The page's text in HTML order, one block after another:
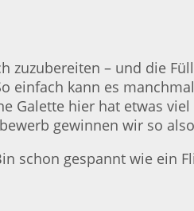
zuzubereiten – und die
einfach kann es
Galette hier hat etwas
gewinnen wir so
schon gespannt wie ein